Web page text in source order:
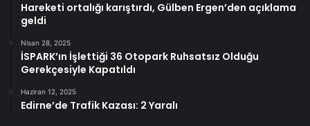
Hareketi ortalığı karıştırdı, Gülben Ergen’den açıklama
geldi
Nisan 28, 2025
İSPARK’ın İşlettiği 36 Otopark Ruhsatsız Olduğu
Gerekçesiyle Kapatıldı
Haziran 12, 2025
Edirne’de Trafik Kazası: 2 Yaralı